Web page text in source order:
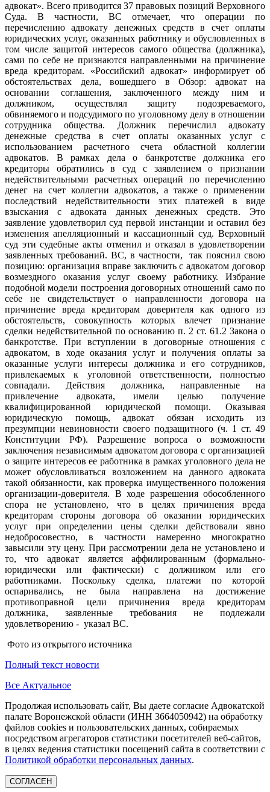
адвокат». Всего приводится 37 правовых позиций Верховного
Суда. В частности, ВС отмечает, что операции по
перечислению адвокату денежных средств в счет оплаты
юридических услуг, оказанных работнику и обусловленных в
том числе защитой интересов самого общества (должника),
сами по себе не признаются направленными на причинение
вреда кредиторам. «Российский адвокат» информирует об
обстоятельствах дела, вошедшего в Обзор: адвокат на
основании соглашения, заключенного между ним и
должником, осуществлял защиту подозреваемого,
обвиняемого и подсудимого по уголовному делу в отношении
сотрудника общества. Должник перечислил адвокату
денежные средства в счет оплаты оказанных услуг с
использованием расчетного счета областной коллегии
адвокатов. В рамках дела о банкротстве должника его
кредиторы обратились в суд с заявлением о признании
недействительными расчетных операций по перечислению
денег на счет коллегии адвокатов, а также о применении
последствий недействительности этих платежей в виде
взыскания с адвоката данных денежных средств. Это
заявление удовлетворил суд первой инстанции и оставил без
изменения апелляционный и кассационный суд. Верховный
суд эти судебные акты отменил и отказал в удовлетворении
заявленных требований. ВС, в частности, так пояснил свою
позицию: организация вправе заключить с адвокатом договор
возмездного оказания услуг своему работнику. Избрание
подобной модели построения договорных отношений само по
себе не свидетельствует о направленности договора на
причинение вреда кредиторам доверителя как одного из
обстоятельств, совокупность которых влечет признание
сделки недействительной по основанию п. 2 ст. 61.2 Закона о
банкротстве. При вступлении в договорные отношения с
адвокатом, в ходе оказания услуг и получения оплаты за
оказанные услуги интересы должника и его сотрудников,
привлекаемых к уголовной ответственности, полностью
совпадали. Действия должника, направленные на
привлечение адвоката, имели целью получение
квалифицированной юридической помощи. Оказывая
юридическую помощь, адвокат обязан исходить из
презумпции невиновности своего подзащитного (ч. 1 ст. 49
Конституции РФ). Разрешение вопроса о возможности
заключения независимым адвокатом договора с организацией
о защите интересов ее работника в рамках уголовного дела не
может обусловливаться возложением на данного адвоката
такой обязанности, как проверка имущественного положения
организации-доверителя. В ходе разрешения обособленного
спора не установлено, что в целях причинения вреда
кредиторам стороны договора об оказании юридических
услуг при определении цены сделки действовали явно
недобросовестно, в частности намеренно многократно
завысили эту цену. При рассмотрении дела не установлено и
то, что адвокат является аффилированным (формально-
юридически или фактически) с должником или его
работниками. Поскольку сделка, платежи по которой
оспаривались, не была направлена на достижение
противоправной цели причинения вреда кредиторам
должника, заявленные требования не подлежали
удовлетворению - указал ВС.
Фото из открытого источника
Полный текст новости
Все Актуальное
Продолжая использовать сайт, Вы даете согласие Адвокатской
палате Воронежской области (ИНН 3664050942) на обработку
файлов cookies и пользовательских данных, собираемых
посредством агрегаторов статистики посетителей веб-сайтов,
в целях ведения статистики посещений сайта в соответствии с
Политикой обработки персональных данных.
СОГЛАСЕН